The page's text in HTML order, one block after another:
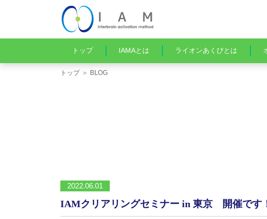
トップ IAMAとは ライオンあくびとは
トップ＞ BLOG
2022.06.01
IAMクリアリングセミナー in 東京 開催です